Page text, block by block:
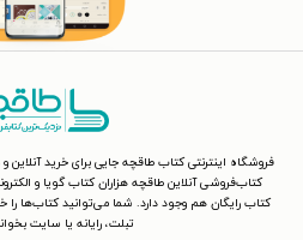
فروشگاه اینترنتی کتاب طاقچه جایی برای خرید
کتاب‌فروشی آنلاین طاقچه هزاران کتاب گویا و
کتاب رایگان هم وجود دارد. شما می‌توانید کتاب‌ها را
تبلت، رایانه یا سایت